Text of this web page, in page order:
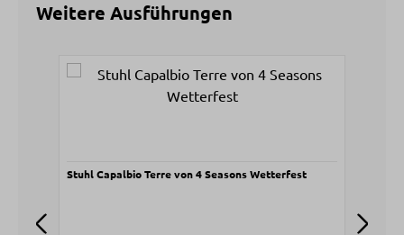
Weitere Ausführungen
Produktgalerie überspringen
Stuhl Capalbio Terre von 4 Seasons Wetterfest